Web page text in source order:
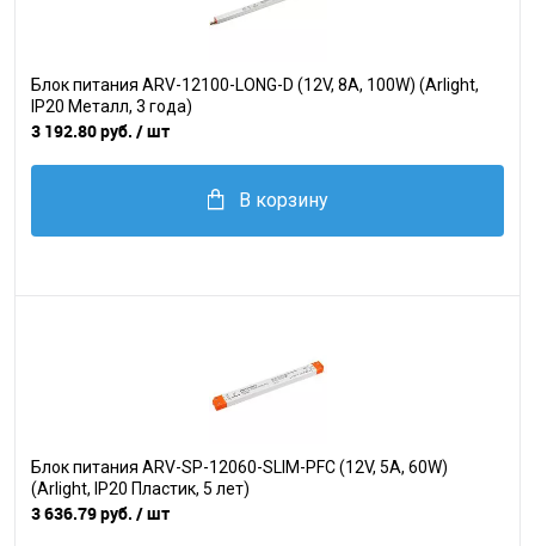
Блок питания ARV-12100-LONG-D (12V, 8A, 100W) (Arlight,
IP20 Металл, 3 года)
3 192.80 руб. / шт
В корзину
Блок питания ARV-SP-12060-SLIM-PFC (12V, 5A, 60W)
(Arlight, IP20 Пластик, 5 лет)
3 636.79 руб. / шт